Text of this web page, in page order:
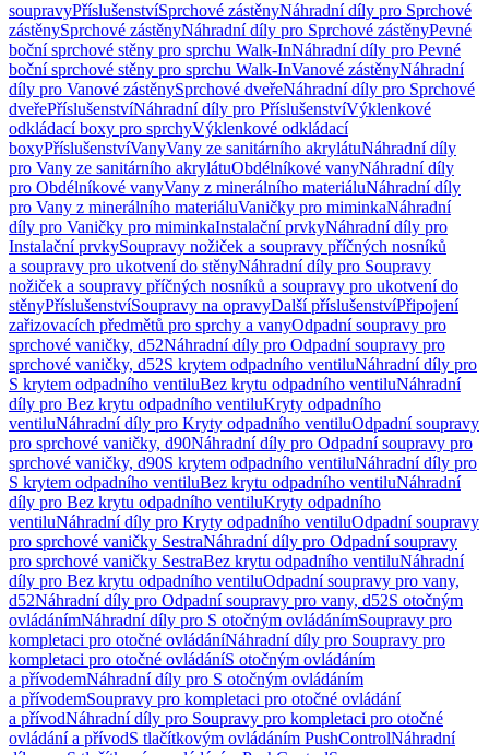
soupravyPříslušenstvíSprchové zástěnyNáhradní díly pro Sprchové
zástěnySprchové zástěnyNáhradní díly pro Sprchové zástěnyPevné
boční sprchové stěny pro sprchu Walk-InNáhradní díly pro Pevné
boční sprchové stěny pro sprchu Walk-InVanové zástěnyNáhradní
díly pro Vanové zástěnySprchové dveřeNáhradní díly pro Sprchové
dveřePříslušenstvíNáhradní díly pro PříslušenstvíVýklenkové
odkládací boxy pro sprchyVýklenkové odkládací
boxyPříslušenstvíVanyVany ze sanitárního akrylátuNáhradní díly
pro Vany ze sanitárního akrylátuObdélníkové vanyNáhradní díly
pro Obdélníkové vanyVany z minerálního materiáluNáhradní díly
pro Vany z minerálního materiáluVaničky pro miminkaNáhradní
díly pro Vaničky pro miminkaInstalační prvkyNáhradní díly pro
Instalační prvkySoupravy nožiček a soupravy příčných nosníků
a soupravy pro ukotvení do stěnyNáhradní díly pro Soupravy
nožiček a soupravy příčných nosníků a soupravy pro ukotvení do
stěnyPříslušenstvíSoupravy na opravyDalší příslušenstvíPřipojení
zařizovacích předmětů pro sprchy a vanyOdpadní soupravy pro
sprchové vaničky, d52Náhradní díly pro Odpadní soupravy pro
sprchové vaničky, d52S krytem odpadního ventiluNáhradní díly pro
S krytem odpadního ventiluBez krytu odpadního ventiluNáhradní
díly pro Bez krytu odpadního ventiluKryty odpadního
ventiluNáhradní díly pro Kryty odpadního ventiluOdpadní soupravy
pro sprchové vaničky, d90Náhradní díly pro Odpadní soupravy pro
sprchové vaničky, d90S krytem odpadního ventiluNáhradní díly pro
S krytem odpadního ventiluBez krytu odpadního ventiluNáhradní
díly pro Bez krytu odpadního ventiluKryty odpadního
ventiluNáhradní díly pro Kryty odpadního ventiluOdpadní soupravy
pro sprchové vaničky SestraNáhradní díly pro Odpadní soupravy
pro sprchové vaničky SestraBez krytu odpadního ventiluNáhradní
díly pro Bez krytu odpadního ventiluOdpadní soupravy pro vany,
d52Náhradní díly pro Odpadní soupravy pro vany, d52S otočným
ovládánímNáhradní díly pro S otočným ovládánímSoupravy pro
kompletaci pro otočné ovládáníNáhradní díly pro Soupravy pro
kompletaci pro otočné ovládáníS otočným ovládáním
a přívodemNáhradní díly pro S otočným ovládáním
a přívodemSoupravy pro kompletaci pro otočné ovládání
a přívodNáhradní díly pro Soupravy pro kompletaci pro otočné
ovládání a přívodS tlačítkovým ovládáním PushControlNáhradní